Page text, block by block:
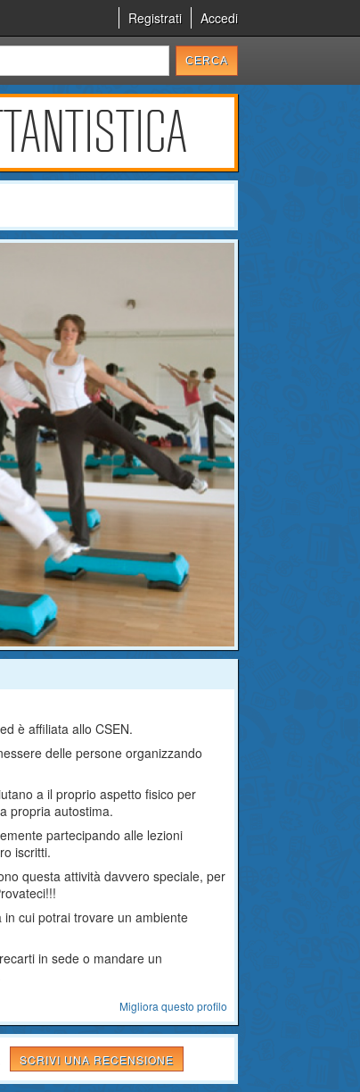
Registrati Accedi
è affiliata allo CSEN.
delle persone organizzando
a il proprio aspetto fisico per
propria autostima.
partecipando alle lezioni
iscritti.
questa attività davvero speciale, per
cui potrai trovare un ambiente
in sede o mandare un
Migliora questo profilo
SCRIVI UNA RECENSIONE